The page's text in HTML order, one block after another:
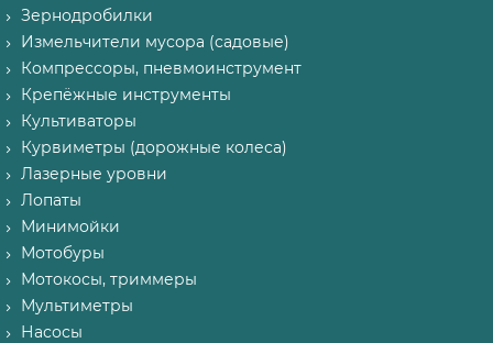
Зернодробилки
Измельчители мусора (садовые)
Компрессоры, пневмоинструмент
Крепёжные инструменты
Культиваторы
Курвиметры (дорожные колеса)
Лазерные уровни
Лопаты
Минимойки
Мотобуры
Мотокосы, триммеры
Мультиметры
Насосы